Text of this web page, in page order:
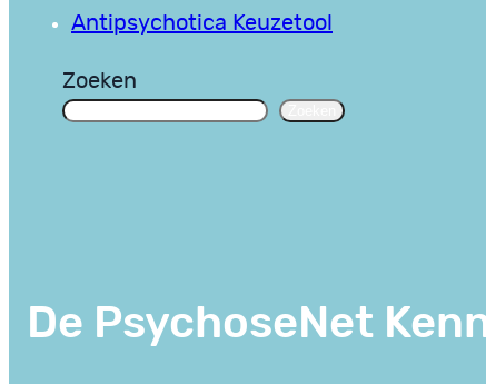
Antipsychotica Keuzetool
Zoeken
De PsychoseNet